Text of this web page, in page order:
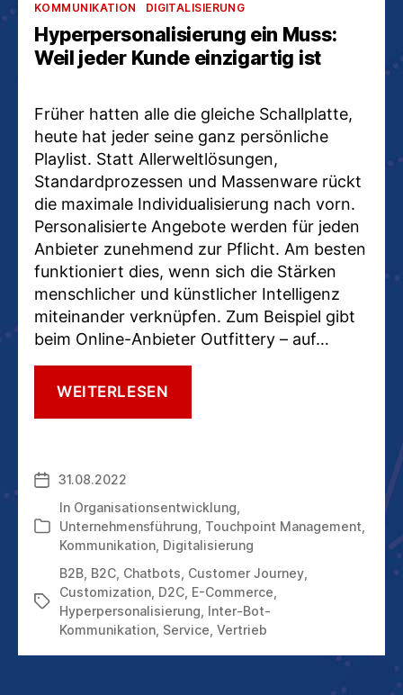
KOMMUNIKATION
DIGITALISIERUNG
Hyperpersonalisierung ein Muss:
Weil jeder Kunde einzigartig ist
Früher hatten alle die gleiche Schallplatte,
heute hat jeder seine ganz persönliche
Playlist. Statt Allerweltlösungen,
Standardprozessen und Massenware rückt
die maximale Individualisierung nach vorn.
Personalisierte Angebote werden für jeden
Anbieter zunehmend zur Pflicht. Am besten
funktioniert dies, wenn sich die Stärken
menschlicher und künstlicher Intelligenz
miteinander verknüpfen. Zum Beispiel gibt
beim Online-Anbieter Outfittery – auf…
WEITERLESEN
EINZIGARTIG
IST
Veröffentlichungsdatum
31.08.2022
Kategorien
In Organisationsentwicklung
Unternehmensführung Touchpoint Management
Kommunikation Digitalisierung
Schlagwörter
B2B B2C Chatbots Customer Journey
Customization D2C E-Commerce
Hyperpersonalisierung Inter-Bot-
Kommunikation Service Vertrieb